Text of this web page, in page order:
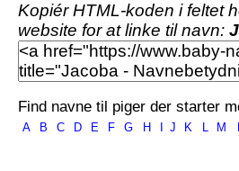
Kopiér HTML-koden i feltet
website for at linke til navn:
Find navne til piger der starter
A B C D E F G H J K L M